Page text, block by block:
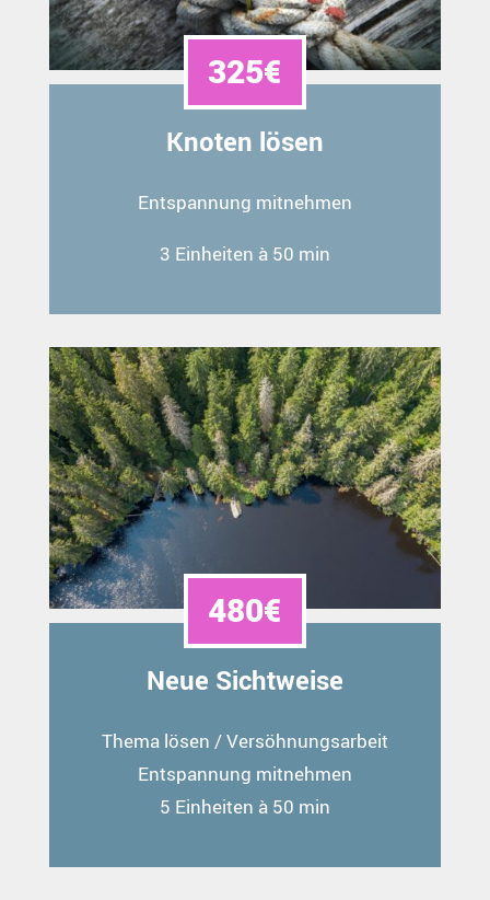
325€
Knoten lösen
Entspannung mitnehmen
3 Einheiten à 50 min
480€
Neue Sichtweise
Thema lösen / Versöhnungsarbeit
Entspannung mitnehmen
5 Einheiten à 50 min